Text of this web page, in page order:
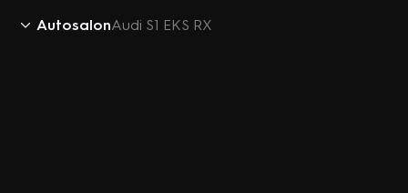
AutosalonAudi S1 EKS RX